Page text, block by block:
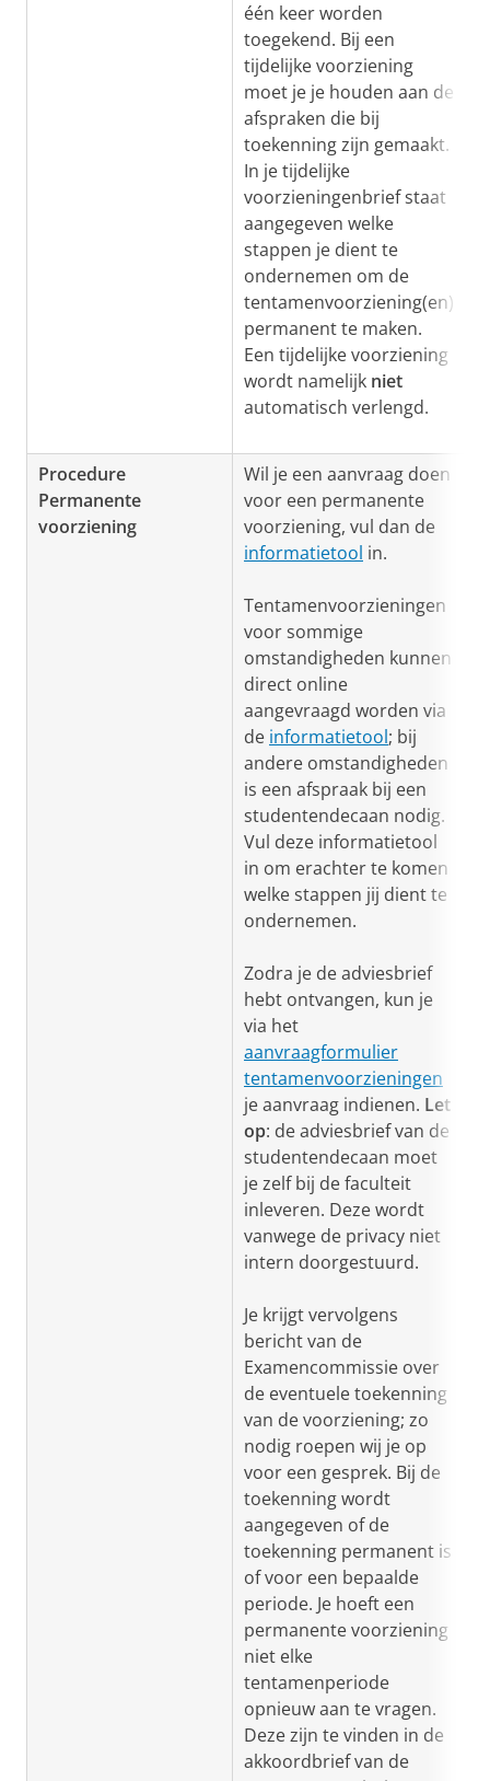
één keer worden
toegekend. Bij een
tijdelijke voorziening
moet je je houden aan de
afspraken die bij
toekenning zijn gemaakt.
In je tijdelijke
voorzieningenbrief staat
aangegeven welke
stappen je dient te
ondernemen om de
tentamenvoorziening(en)
permanent te maken.
Een tijdelijke voorziening
wordt namelijk niet
automatisch verlengd.
Procedure
Permanente
voorziening
Wil je een aanvraag doen
voor een permanente
voorziening, vul dan de
informatietool in.
Tentamenvoorzieningen
voor sommige
omstandigheden kunnen
direct online
aangevraagd worden via
de informatietool; bij
andere omstandigheden
is een afspraak bij een
studentendecaan nodig.
Vul deze informatietool
in om erachter te komen
welke stappen jij dient te
ondernemen.
Zodra je de adviesbrief
hebt ontvangen, kun je
via het
aanvraagformulier
tentamenvoorzieningen
je aanvraag indienen. Let
op: de adviesbrief van de
studentendecaan moet
je zelf bij de faculteit
inleveren. Deze wordt
vanwege de privacy niet
intern doorgestuurd.
Je krijgt vervolgens
bericht van de
Examencommissie over
de eventuele toekenning
van de voorziening; zo
nodig roepen wij je op
voor een gesprek. Bij de
toekenning wordt
aangegeven of de
toekenning permanent is
of voor een bepaalde
periode. Je hoeft een
permanente voorziening
niet elke
tentamenperiode
opnieuw aan te vragen.
Deze zijn te vinden in de
akkoordbrief van de